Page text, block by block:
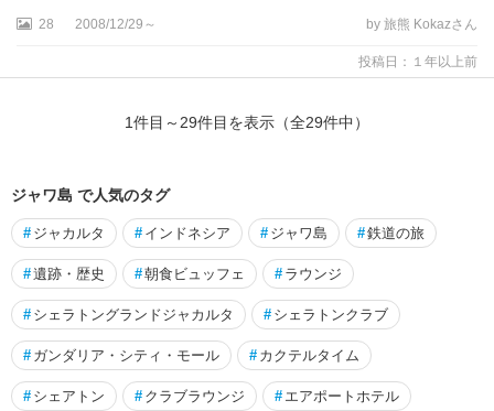
28 2008/12/29～ by 旅熊 Kokazさん
投稿日：１年以上前
1件目～ 29件目を表示（全29件中）
ジャワ島 で人気のタグ
# ジャカルタ # インドネシア # ジャワ島 #鉄道の旅
#遺跡・歴史 #朝食ビュッフェ # ラウンジ
# シェラトングランドジャカルタ # シェラトンクラブ
# ガンダリア・シティ・モール # カクテルタイム
# シェアトン # クラブラウンジ # エアポートホテル